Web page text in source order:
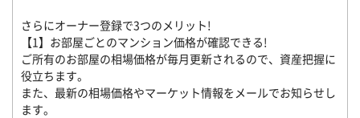
さらにオーナー登録で3つのメリット!
【1】お部屋ごとのマンション価格が確認できる!
ご所有のお部屋の相場価格が毎月更新されるので、資産把握に
役立ちます。
また、最新の相場価格やマーケット情報をメールでお知らせし
ます。